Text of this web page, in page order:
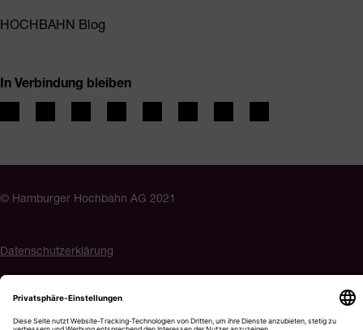
HOCHBAHN Blog
In Verbindung bleiben
© Hamburger Hochbahn AG 2021
Datenschutzerklärung
Impressum
Barrierefreiheit